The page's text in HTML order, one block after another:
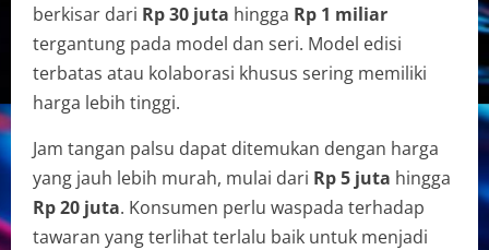
berkisar dari Rp 30 juta hingga Rp 1 miliar
tergantung pada model dan seri. Model edisi
terbatas atau kolaborasi khusus sering memiliki
harga lebih tinggi.
Jam tangan palsu dapat ditemukan dengan harga
yang jauh lebih murah, mulai dari Rp 5 juta hingga
Rp 20 juta. Konsumen perlu waspada terhadap
tawaran yang terlihat terlalu baik untuk menjadi